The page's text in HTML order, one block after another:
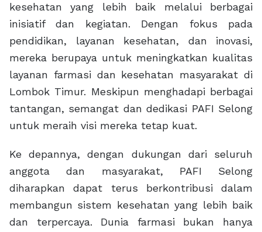
kesehatan yang lebih baik melalui berbagai
inisiatif dan kegiatan. Dengan fokus pada
pendidikan, layanan kesehatan, dan inovasi,
mereka berupaya untuk meningkatkan kualitas
layanan farmasi dan kesehatan masyarakat di
Lombok Timur. Meskipun menghadapi berbagai
tantangan, semangat dan dedikasi PAFI Selong
untuk meraih visi mereka tetap kuat.
Ke depannya, dengan dukungan dari seluruh
anggota dan masyarakat, PAFI Selong
diharapkan dapat terus berkontribusi dalam
membangun sistem kesehatan yang lebih baik
dan terpercaya. Dunia farmasi bukan hanya